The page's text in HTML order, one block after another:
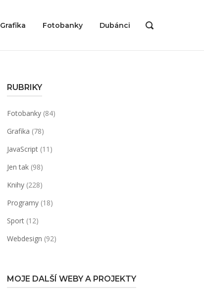
Grafika Fotobanky Dubánci
OPEN
RUBRIKY
Fotobanky(84)
Grafika (78)
JavaScript(11)
Jen tak(98)
Knihy(228)
Programy(18)
Sport(12)
Webdesign (92)
MOJE DALŠÍ WEBY A PROJEKTY